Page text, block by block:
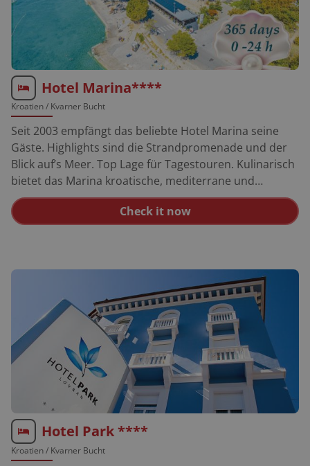
Hotel Marina****
Kroatien/ Kvarner Bucht
Seit 2003 empfängt das beliebte Hotel Marina seine
Gäste. Highlights sind die Strandpromenade und der
Blick auf’s Meer. Top Lage für Tagestouren. Kulinarisch
bietet das Marina kroatische, mediterrane und
internationale Küche und eine Aperitif-Bar. Es gibt eine
Sauna. Indoor-Pool, Fitness und Parkplatz sind
Check it now
Hotel Park ****
Kroatien/ Kvarner Bucht